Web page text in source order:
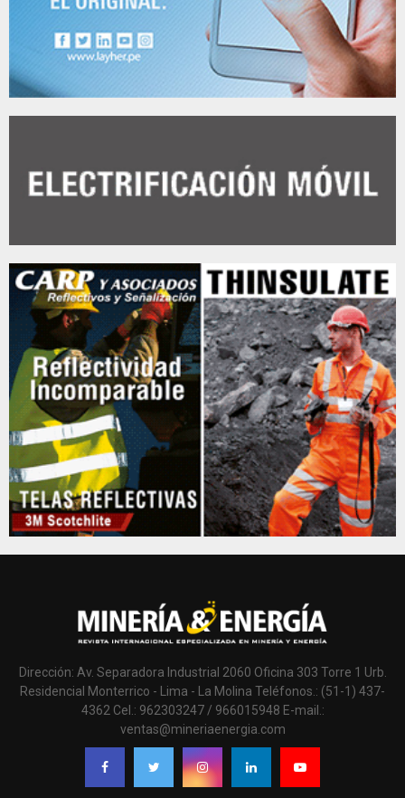
Dirección: Av. Separadora Industrial 2060 Oficina 303 Torre 1 Urb.
Residencial Monterrico - Lima - La Molina Teléfonos.: (51-1) 437-
4362 Cel.: 962303247 / 966015948 E-mail.:
ventas@mineriaenergia.com